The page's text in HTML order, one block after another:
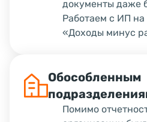
документы даже
Работаем с ИП
«Доходы минус
Обособленным
Помимо